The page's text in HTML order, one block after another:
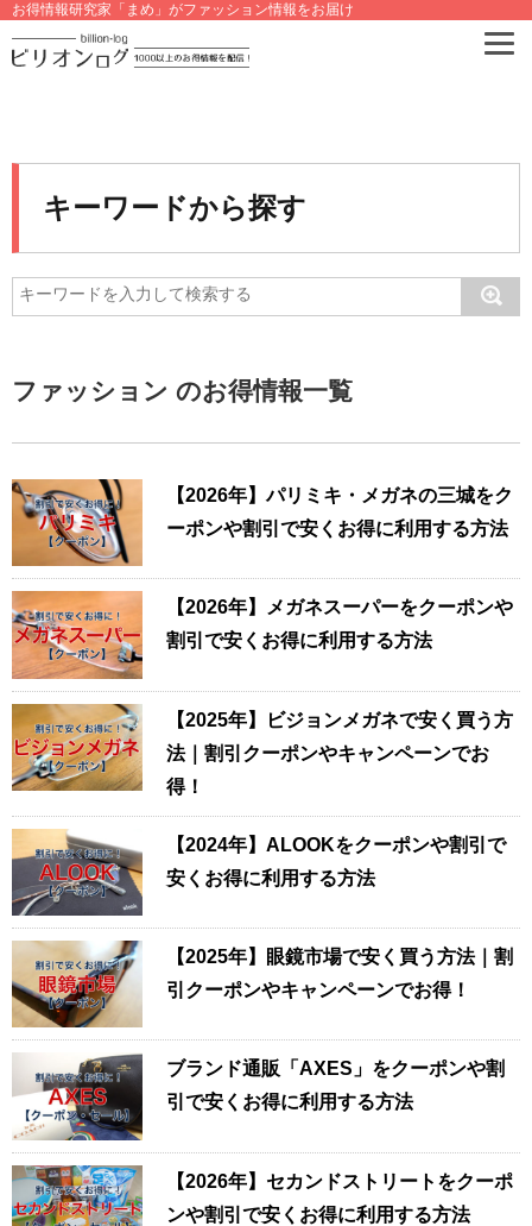
お得情報研究家「まめ」がファッション情報をお届け
キーワードから探す
ファッション のお得情報一覧
【2026年】パリミキ・メガネの三城をク
ーポンや割引で安くお得に利用する方法
【2026年】メガネスーパーをクーポンや
割引で安くお得に利用する方法
【2025年】ビジョンメガネで安く買う方
法｜割引クーポンやキャンペーンでお
得！
【2024年】ALOOKをクーポンや割引で
安くお得に利用する方法
【2025年】眼鏡市場で安く買う方法｜割
引クーポンやキャンペーンでお得！
ブランド通販「AXES」をクーポンや割
引で安くお得に利用する方法
【2026年】セカンドストリートをクーポ
ンや割引で安くお得に利用する方法